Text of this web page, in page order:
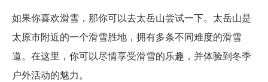
如果你喜欢滑雪，那你可以去太岳山尝试一下。太岳山是
太原市附近的一个滑雪胜地，拥有多条不同难度的滑雪
道。在这里，你可以尽情享受滑雪的乐趣，并体验到冬季
户外活动的魅力。